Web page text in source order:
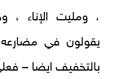
، ومليت الإناء ،
يقولون في مضارعه
بالتخفيف ايضا –